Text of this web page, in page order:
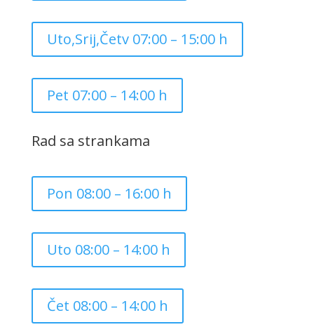
Uto,Srij,Četv 07:00 – 15:00 h
Pet 07:00 – 14:00 h
Rad sa strankama
Pon 08:00 – 16:00 h
Uto 08:00 – 14:00 h
Čet 08:00 – 14:00 h